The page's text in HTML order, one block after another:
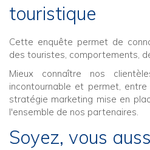
touristique
Cette enquête permet de
des touristes, comportements,
Mieux connaître nos
incontournable et permet,
stratégie marketing mise en
l'ensemble de nos partenaires.
Soyez, vous